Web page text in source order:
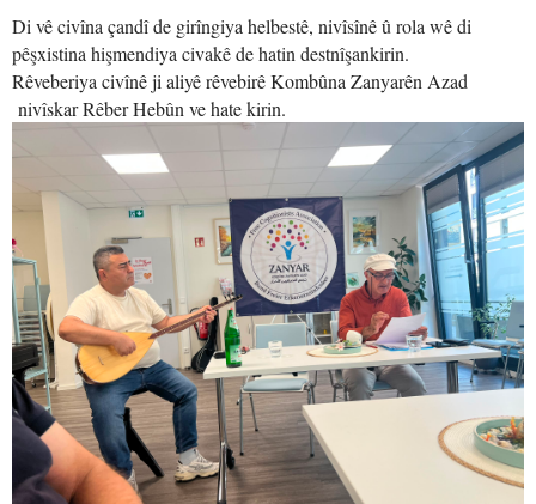
Di vê civîna çandî de girîngiya helbestê, nivîsînê û rola wê di
pêşxistina hişmendiya civakê de hatin destnîşankirin.
Rêveberiya civînê ji aliyê rêvebirê Kombûna Zanyarên Azad
nivîskar Rêber Hebûn ve hate kirin.